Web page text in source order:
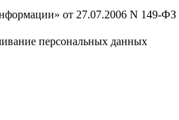
от 27.07.2006 N 149-ФЗ
персональных данных